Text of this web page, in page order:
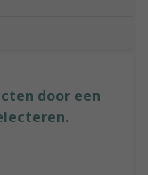
door een